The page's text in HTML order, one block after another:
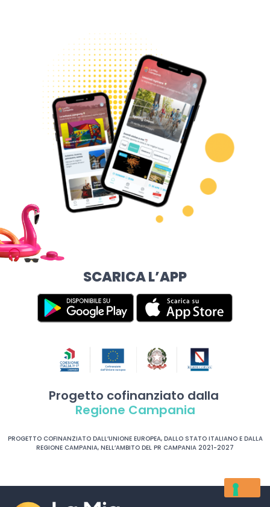
SCARICA L’APP
Progetto cofinanziato dalla
Regione Campania
PROGETTO COFINANZIATO DALL’UNIONE EUROPEA, DALLO STATO ITALIANO E DALLA
REGIONE CAMPANIA, NELL’AMBITO DEL PR CAMPANIA 2021-2027